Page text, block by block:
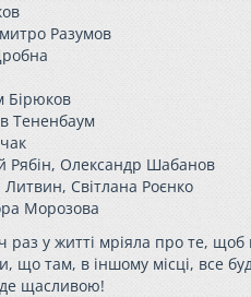
Разумов
Бірюков
Тененбаум
Рябін, Олександр Шабанов
Світлана Роєнко
Морозова
у житті мріяла про те, щоб
що там, в іншому місці, все
щасливою!